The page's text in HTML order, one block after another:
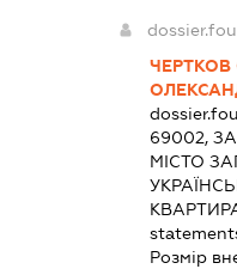
ЧЕРТКОВ
69002,
МІСТО
Розмір